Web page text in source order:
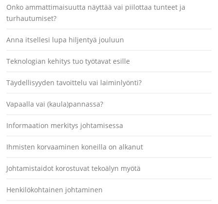
Onko ammattimaisuutta näyttää vai piilottaa tunteet ja
turhautumiset?
Anna itsellesi lupa hiljentyä jouluun
Teknologian kehitys tuo työtavat esille
Täydellisyyden tavoittelu vai laiminlyönti?
Vapaalla vai (kaula)pannassa?
Informaation merkitys johtamisessa
Ihmisten korvaaminen koneilla on alkanut
Johtamistaidot korostuvat tekoälyn myötä
Henkilökohtainen johtaminen